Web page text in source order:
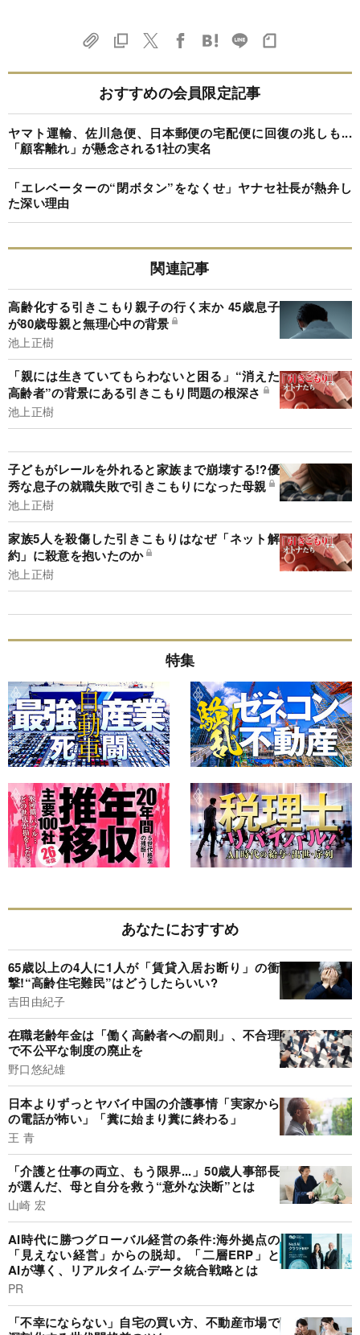
おすすめの会員限定記事
ヤマト運輸、佐川急便、日本郵便の宅配便に回復の兆しも...
「顧客離れ」が懸念される1社の実名
「エレベーターの“閉ボタン”をなくせ」ヤナセ社長が熱弁し
た深い理由
関連記事
高齢化する引きこもり親子の行く末か 45歳息子
が80歳母親と無理心中の背景
池上正樹
「親には生きていてもらわないと困る」“消えた
高齢者”の背景にある引きこもり問題の根深さ
池上正樹
子どもがレールを外れると家族まで崩壊する!?優
秀な息子の就職失敗で引きこもりになった母親
池上正樹
家族5人を殺傷した引きこもりはなぜ「ネット解
約」に殺意を抱いたのか
池上正樹
特集
あなたにおすすめ
65歳以上の4人に1人が「賃貸入居お断り」の衝
撃!“高齢住宅難民”はどうしたらいい?
吉田由紀子
在職老齢年金は「働く高齢者への罰則」、不合理
で不公平な制度の廃止を
野口悠紀雄
日本よりずっとヤバイ中国の介護事情「実家から
の電話が怖い」「糞に始まり糞に終わる」
王 青
「介護と仕事の両立、もう限界...」50歳人事部長
が選んだ、母と自分を救う“意外な決断”とは
山崎 宏
AI時代に勝つグローバル経営の条件:海外拠点の
「見えない経営」からの脱却。「二層ERP」と
AIが導く、リアルタイム·データ統合戦略とは
PR
「不幸にならない」自宅の買い方、不動産市場で